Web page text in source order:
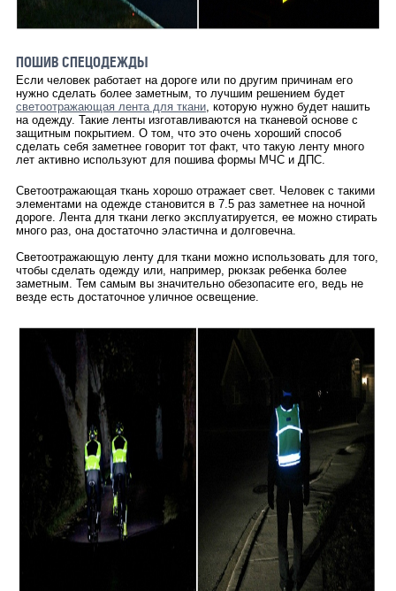
ПОШИВ СПЕЦОДЕЖДЫ
Если человек работает на дороге или по другим причинам его
нужно сделать более заметным, то лучшим решением будет
светоотражающая лента для ткани, которую нужно будет нашить
на одежду. Такие ленты изготавливаются на тканевой основе с
защитным покрытием. О том, что это очень хороший способ
сделать себя заметнее говорит тот факт, что такую ленту много
лет активно используют для пошива формы МЧС и ДПС.
Светоотражающая ткань хорошо отражает свет. Человек с такими
элементами на одежде становится в 7.5 раз заметнее на ночной
дороге. Лента для ткани легко эксплуатируется, ее можно стирать
много раз, она достаточно эластична и долговечна.
Светоотражающую ленту для ткани можно использовать для того,
чтобы сделать одежду или, например, рюкзак ребенка более
заметным. Тем самым вы значительно обезопасите его, ведь не
везде есть достаточное уличное освещение.